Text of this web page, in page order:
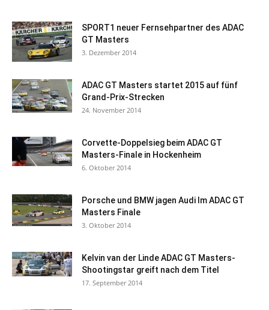
SPORT1 neuer Fernsehpartner des ADAC
GT Masters
3. Dezember 2014
ADAC GT Masters startet 2015 auf fünf
Grand-Prix-Strecken
24. November 2014
Corvette-Doppelsieg beim ADAC GT
Masters-Finale in Hockenheim
6. Oktober 2014
Porsche und BMW jagen Audi Im ADAC GT
Masters Finale
3. Oktober 2014
Kelvin van der Linde ADAC GT Masters-
Shootingstar greift nach dem Titel
17. September 2014